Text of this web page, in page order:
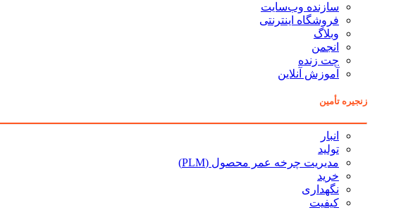
سازنده وب‌سایت
فروشگاه اینترنتی
وبلاگ
انجمن
چت زنده
آموزش آنلاین
زنجیره تأمین
انبار
تولید
مدیریت چرخه عمر محصول (PLM)
خرید
نگهداری
کیفیت